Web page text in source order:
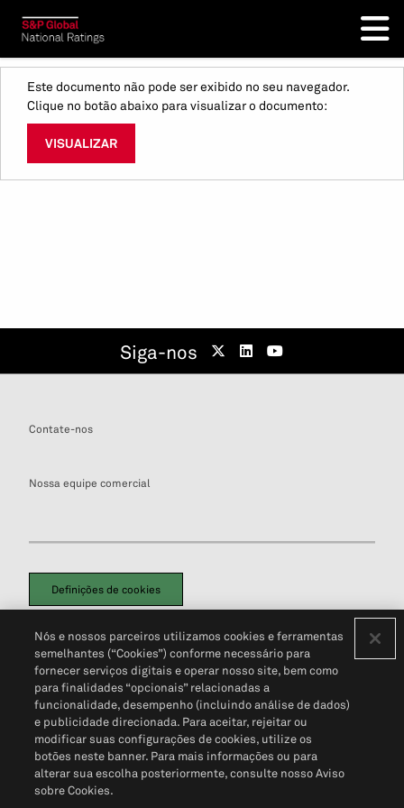
Este documento não pode ser exibido no seu navegador.
Clique no botão abaixo para visualizar o documento:
VISUALIZAR
Siga-nos
Contate-nos
Nossa equipe comercial
Definições de cookies
Política de PrivacidadePortal de privacidade do cliente (em inglês)
Não Venda Minhas Informações Pessoais© 2026 S&P Global
Nós e nossos parceiros utilizamos cookies e ferramentas
semelhantes (“Cookies”) conforme necessário para
fornecer serviços digitais e operar nosso site, bem como
para finalidades “opcionais” relacionadas a
funcionalidade, desempenho (incluindo análise de dados)
e publicidade direcionada. Para aceitar, rejeitar ou
modificar suas configurações de cookies, utilize os
botões neste banner. Para mais informações ou para
alterar sua escolha posteriormente, consulte nosso Aviso
sobre Cookies.